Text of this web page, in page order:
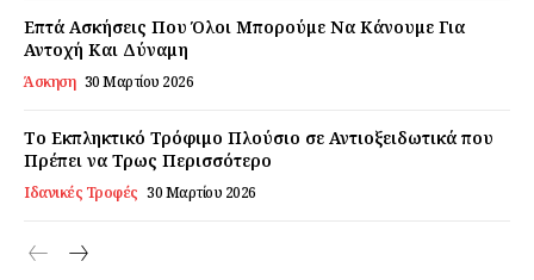
Ο λογαριασμός μου
Επικοινωνία
Επτά Ασκήσεις Που Όλοι Μπορούμε Να Κάνουμε Για
Αντοχή Και Δύναμη
Άσκηση 30 Μαρτίου 2026
Το Εκπληκτικό Τρόφιμο Πλούσιο σε Αντιοξειδωτικά που
Πρέπει να Τρως Περισσότερο
Ιδανικές Τροφές 30 Μαρτίου 2026